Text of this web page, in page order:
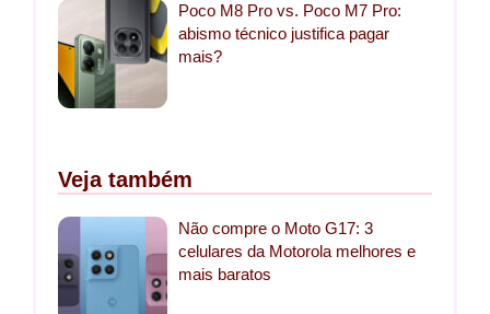
Poco M8 Pro vs. Poco M7 Pro:
abismo técnico justifica pagar
mais?
Veja também
Não compre o Moto G17: 3
celulares da Motorola melhores e
mais baratos